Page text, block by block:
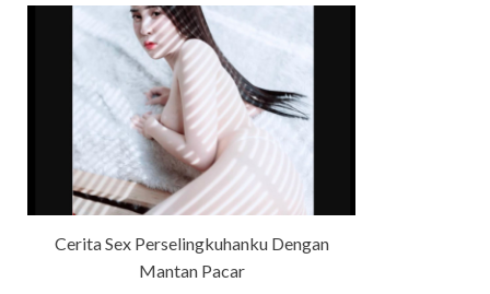
Cerita Sex Perselingkuhanku Dengan
Mantan Pacar